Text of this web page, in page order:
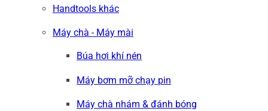
Handtools khác
Máy chà - Máy mài
Búa hơi khí nén
Máy bơm mỡ chạy pin
Máy chà nhám & đánh bóng